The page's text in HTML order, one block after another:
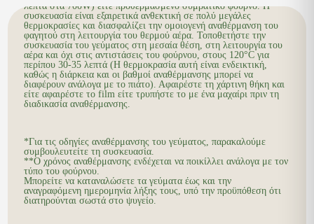
λεπτά στα 700W) είτε προθερμασμένο συμβατικό φούρνο. Η
συσκευασία είναι εξαιρετικά ανθεκτική σε πολύ μεγάλες
θερμοκρασίες και διασφαλίζει την ομοιογενή αναθέρμανση του
φαγητού στη λειτουργία του θερμού αέρα. Τοποθετήστε την
συσκευασία του γεύματος στη μεσαία θέση, στη λειτουργία του
αέρα και όχι στις αντιστάσεις του φούρνου, στους 120°C για
περίπου 30-35 λεπτά (Η θερμοκρασία αυτή είναι ενδεικτική,
καθώς η διάρκεια και οι βαθμοί αναθέρμανσης μπορεί να
διαφέρουν ανάλογα με το πιάτο). Αφαιρέστε τη χάρτινη θήκη και
είτε αφαιρέστε το film είτε τρυπήστε το με ένα μαχαίρι πριν τη
διαδικασία αναθέρμανσης.
*Για τις οδηγίες αναθέρμανσης του γεύματος, παρακαλούμε
συμβουλευτείτε τη συσκευασία.
**Ο χρόνος αναθέρμανσης ενδέχεται να ποικίλλει ανάλογα με τον
τύπο του φούρνου.
Μπορείτε να καταναλώσετε τα γεύματα έως και την
αναγραφόμενη ημερομηνία λήξης τους, υπό την προϋπόθεση ότι
διατηρούνται σωστά στο ψυγείο.